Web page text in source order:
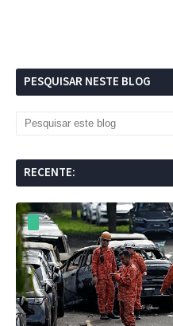
PESQUISAR NESTE BLOG
RECENTE: